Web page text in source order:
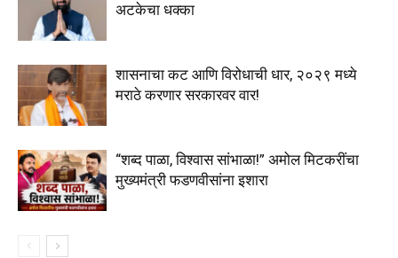
अटकेचा धक्का
शासनाचा कट आणि विरोधाची धार, २०२९ मध्ये
मराठे करणार सरकारवर वार!
“शब्द पाळा, विश्वास सांभाळा!” अमोल मिटकरींचा
मुख्यमंत्री फडणवीसांना इशारा